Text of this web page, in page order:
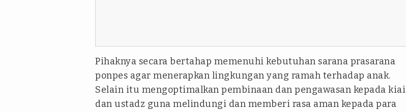
Pihaknya secara bertahap memenuhi kebutuhan sarana prasarana
ponpes agar menerapkan lingkungan yang ramah terhadap anak.
Selain itu mengoptimalkan pembinaan dan pengawasan kepada kiai
dan ustadz guna melindungi dan memberi rasa aman kepada para